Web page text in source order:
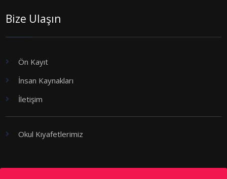
Bize Ulaşın
Ön Kayıt
İnsan Kaynakları
İletişim
Okul Kıyafetlerimiz
Kademeler